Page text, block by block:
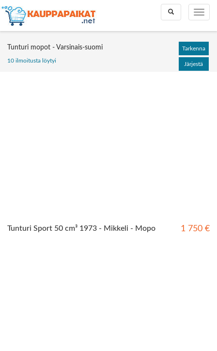
Toggle
Toggle
search
Tunturi mopot - Varsinais-suomi
10 ilmoitusta löytyi
Tarkenna
Järjestä
Tunturi Sport 50 cm³ 1973 - Mikkeli - Mopo 1 750 €